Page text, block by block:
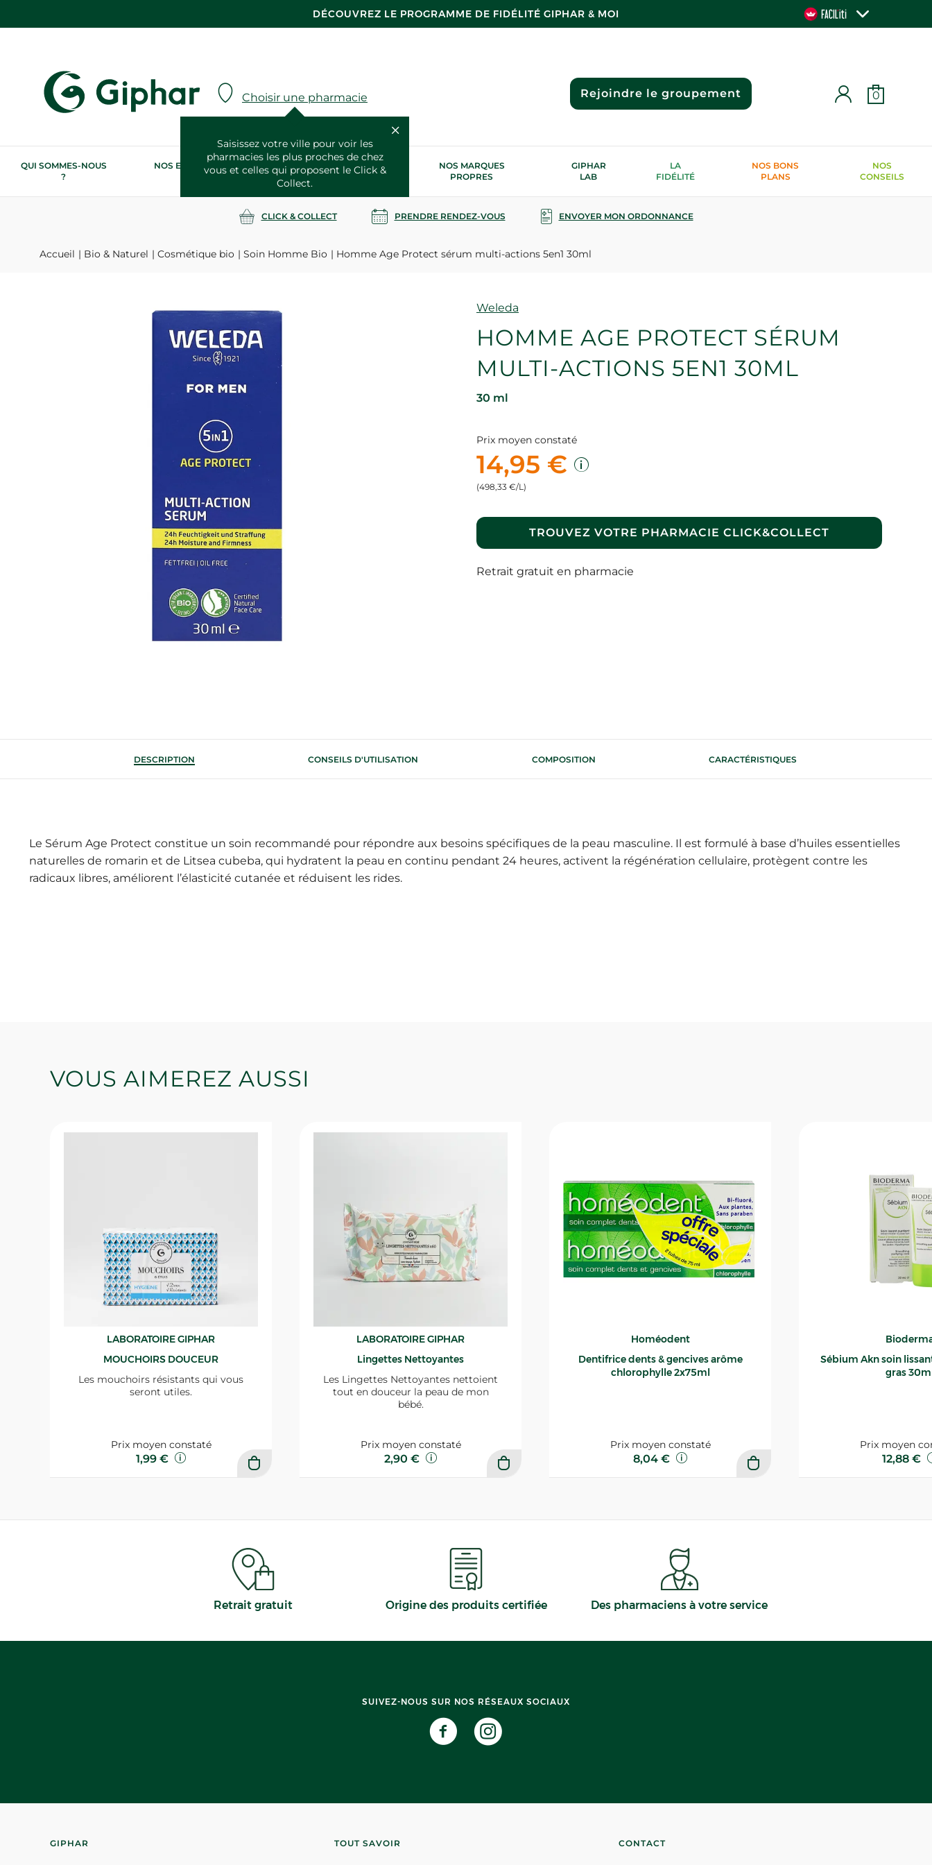
DÉCOUVREZ LE PROGRAMME DE FIDÉLITÉ GIPHAR & MOI
Choisir une pharmacie
Saisissez votre ville pour voir les
pharmacies les plus proches de chez
vous et celles qui proposent le Click &
Collect.
Rejoindre le groupement 0
QUI SOMMES-NOUS
?
NOS ENGAGEMENTS
RSE
NOS SERVICES
SANTÉ
NOS MARQUES
PROPRES
GIPHAR
LAB
LA
FIDÉLITÉ
NOS BONS
PLANS
NOS
CONSEILS
CLICK & COLLECT PRENDRE RENDEZ-VOUS ENVOYER MON ORDONNANCE
Accueil Bio & Naturel Cosmétique bio Soin Homme Bio Homme Age Protect sérum multi-actions 5en1 30ml
Marque
Weleda
HOMME AGE PROTECT SÉRUM
MULTI-ACTIONS 5EN1 30ML
30 ml
Prix moyen constaté
14,95 €
(498,33 €/L)
TROUVEZ VOTRE PHARMACIE CLICK&COLLECT
Retrait gratuit en pharmacie
DESCRIPTION CONSEILS D'UTILISATION COMPOSITION CARACTÉRISTIQUES
Le Sérum Age Protect constitue un soin recommandé pour répondre aux besoins spécifiques de la peau masculine. Il est formulé à base d’huiles essentielles
naturelles de romarin et de Litsea cubeba, qui hydratent la peau en continu pendant 24 heures, activent la régénération cellulaire, protègent contre les
radicaux libres, améliorent l’élasticité cutanée et réduisent les rides.
VOUS AIMEREZ AUSSI
LABORATOIRE GIPHAR
MOUCHOIRS DOUCEUR
Les mouchoirs résistants qui vous
seront utiles.
Prix moyen constaté
1,99 €
LABORATOIRE GIPHAR
Lingettes Nettoyantes
Les Lingettes Nettoyantes nettoient
tout en douceur la peau de mon
bébé.
Prix moyen constaté
2,90 €
Homéodent
Dentifrice dents & gencives arôme
chlorophylle 2x75ml
Prix moyen constaté
8,04 €
Sébium Akn soin lissant
gras
Prix moyen
12,88 €
Retrait gratuit Origine des produits certifiée Des pharmaciens à votre service
SUIVEZ-NOUS SUR NOS RÉSEAUX SOCIAUX
GIPHAR TOUT SAVOIR CONTACT